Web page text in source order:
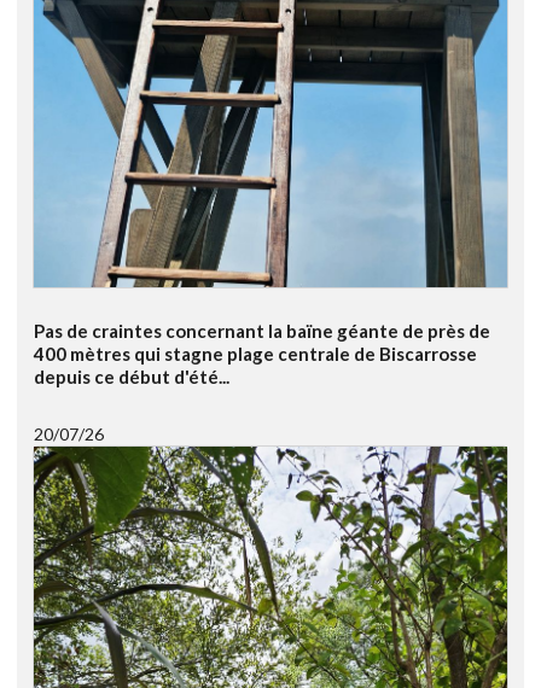
Pas de craintes concernant la baïne géante de près de
400 mètres qui stagne plage centrale de Biscarrosse
depuis ce début d'été...
20/07/26